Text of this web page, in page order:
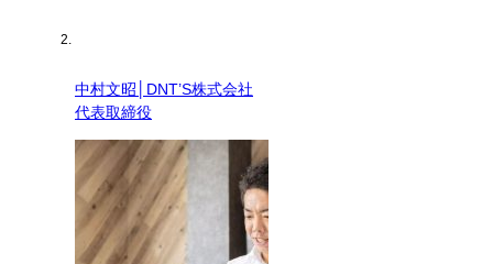
中村文昭│DNT’S株式会社
代表取締役